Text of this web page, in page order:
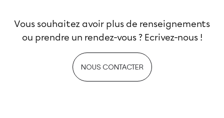
Vous souhaitez avoir plus de renseignements
ou prendre un rendez-vous ? Ecrivez-nous !
NOUS CONTACTER